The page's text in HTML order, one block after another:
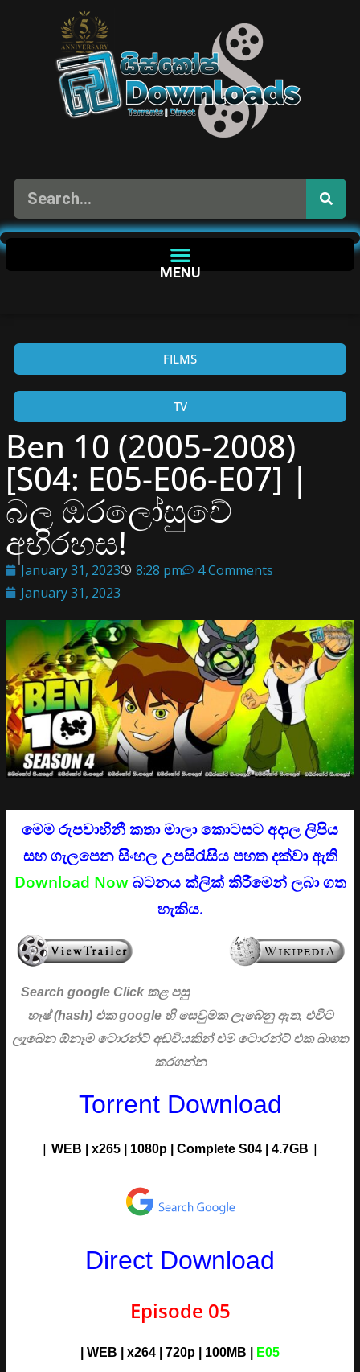
MENU
FILMS
TV
Ben 10 (2005-2008)
[S04: E05-E06-E07] |
බල ඔරලෝසුවේ
අභිරහස!
January 31, 2023 8:28 pm
4 Comments
January 31, 2023
මෙම රුපවාහිනී කතා මාලා කොටසට අදාල ලිපිය
සහ ගැලපෙන සිංහල උපසිරැසිය පහත දක්වා ඇති
Download Nowබටනය ක්ලික් කිරීමෙන් ලබා ගත
හැකිය.
Search google Click කළ පසු
හෑෂ් (hash) එක google හි සෙවුමක ලැබෙනු ඇත, එවිට
ලැබෙන ඕනෑම ටොරන්ට් අඩවියකින් එම ටොරන්ට් එක බාගත
කරගන්න
Torrent Download
| WEB | x265 | 1080p Complete S04 | 4.7GB |
Direct Download
Episode 05
| WEB | x264 | 720p | 100MB | E05